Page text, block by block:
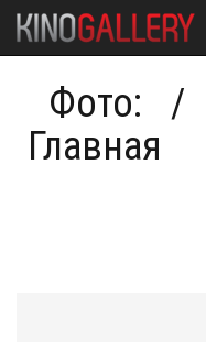
Фото:
Главная
/